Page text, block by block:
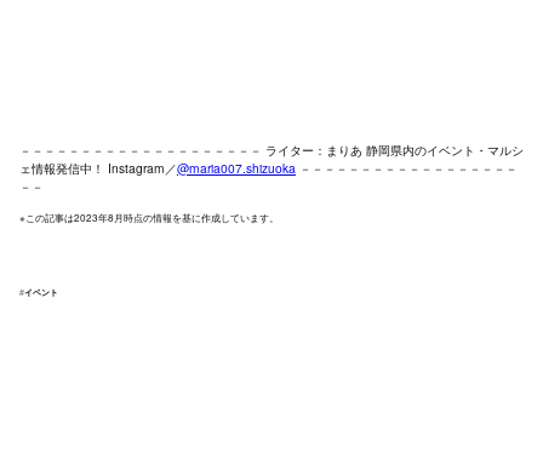
－－－－－－－－－－－－－－－－－－－－ ライター：まりあ 静岡県内のイベント・マルシ
ェ情報発信中！ Instagram／@maria007.shizuoka －－－－－－－－－－－－－－－－－－
－－
※この記事は2023年8月時点の情報を基に作成しています。
#イベント